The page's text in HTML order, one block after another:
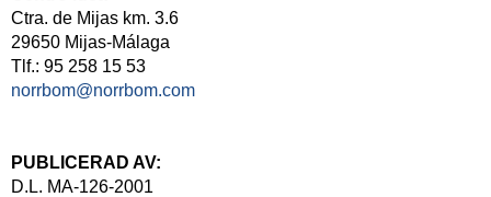
Ctra. de Mijas km. 3.6
29650 Mijas-Málaga
Tlf.: 95 258 15 53
norrbom@norrbom.com
PUBLICERAD AV:
D.L. MA-126-2001